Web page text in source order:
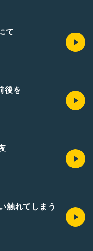
て
後を
触れてしまう